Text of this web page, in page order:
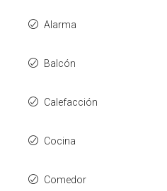
Alarma
Balcón
Calefacción
Cocina
Comedor